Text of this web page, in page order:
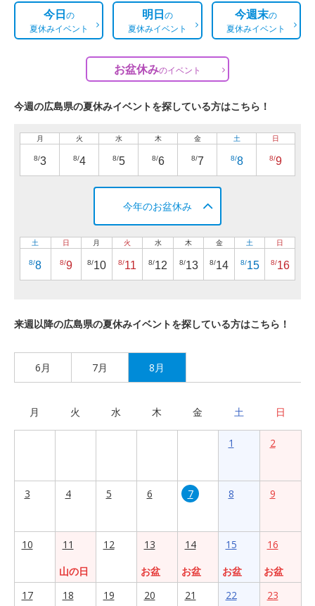
今日の
夏休みイベント
明日の
夏休みイベント
今週末の
夏休みイベント
お盆休みのイベント
今週の広島県の夏休みイベントを探している方はこちら！
月
8/3
火
8/4
水
8/5
木
8/6
金
8/7
土
8/8
日
8/9
今年のお盆休み
土
8/8
日
8/9
月
8/10
火
8/11
水
8/12
木
8/13
金
8/14
土
8/15
日
8/16
来週以降の広島県の夏休みイベントを探している方はこちら！
6月 7月 8月
月 火 水 木 金 土 日
1 2
3 4 5 6 7 8 9
10
11
山の日
12
13
お盆
14
お盆
15
お盆
16
お盆
17
18 19 20 21 22 23